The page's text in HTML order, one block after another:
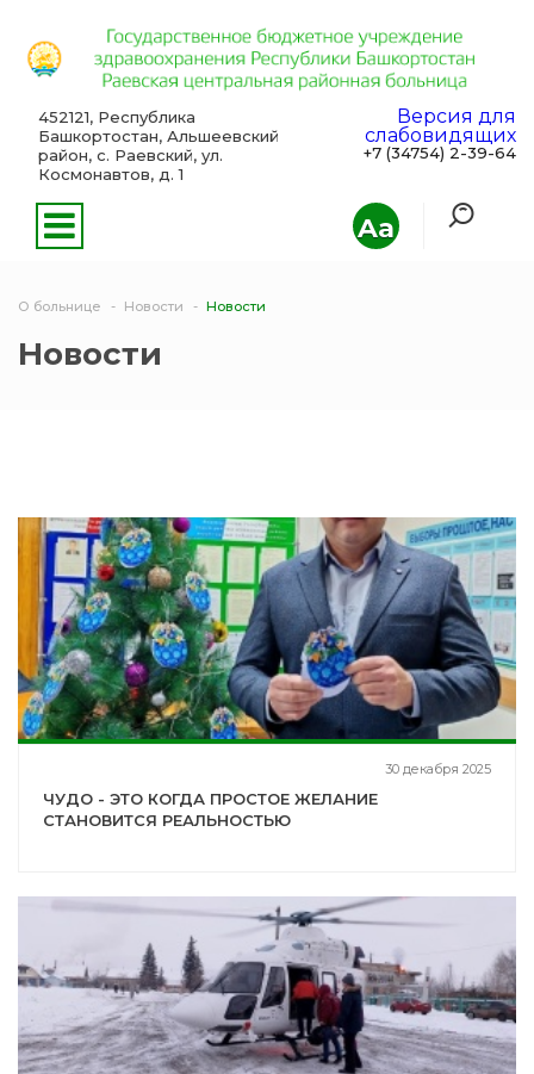
Aa
452121, Республика
Башкортостан, Альшеевский
район, с. Раевский, ул.
Космонавтов, д. 1
Версия для
слабовидящих
+7 (34754) 2-39-64
О больнице Новости Новости
Новости
30 декабря 2025
ЧУДО - ЭТО КОГДА ПРОСТОЕ ЖЕЛАНИЕ
СТАНОВИТСЯ РЕАЛЬНОСТЬЮ